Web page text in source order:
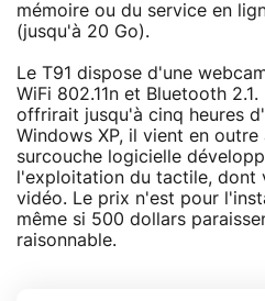
mémoire ou du service en
(jusqu'à 20 Go).
Le T91 dispose d'une
WiFi 802.11n et Bluetooth
offrirait jusqu'à cinq heures
Windows XP, il vient en
surcouche logicielle
l'exploitation du tactile, dont
vidéo. Le prix n'est pour
même si 500 dollars
raisonnable.